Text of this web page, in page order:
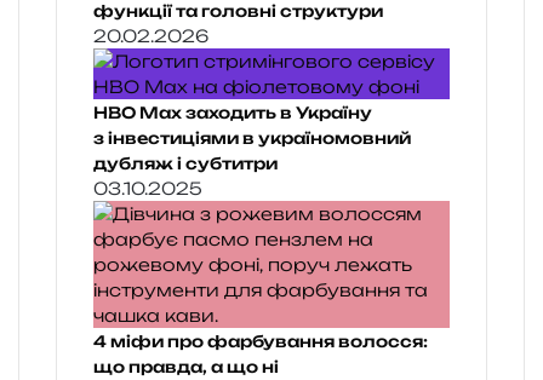
функції та головні структури
20.02.2026
HBO Max заходить в Україну
з інвестиціями в україномовний
дубляж і субтитри
03.10.2025
4 міфи про фарбування волосся:
що правда, а що ні